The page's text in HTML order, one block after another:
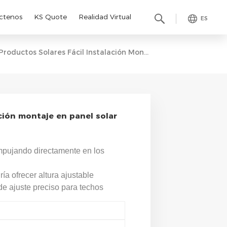
ES
KS Quote Realidad Virtual
Productos Solares Fácil Instalación Montaje En Panel Solar Panel Solar Abrazadera Media
montaje en panel solar
directamente en los
ofrecer altura ajustable
ajuste preciso para techos